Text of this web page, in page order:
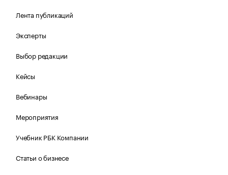
Лента публикаций
Эксперты
Выбор редакции
Кейсы
Вебинары
Мероприятия
Учебник РБК Компании
Статьи о бизнесе